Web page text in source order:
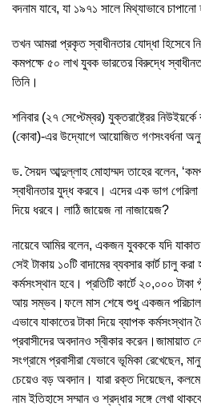
বদনাম যাবে, যা ১৯৭১ সালে মিথ্যাভাবে
তখন আমরা প্রকৃত স্বাধীনতার যোদ্ধা হিসেবে
কমপক্ষে ৫০ লাখ যুবক ভারতের বিরুদ্ধে
তিনি।
শনিবার (২৭ সেপ্টেম্বর) যুক্তরাষ্ট্রের
(কোবা)-এর উদ্যোগে আয়োজিত গণসংবর্ধনা
ড. সৈয়দ আব্দুল্লাহ মোহাম্মদ তাহের বলেন,
স্বাধীনতার যুদ্ধ করবে। এদের এক ভাগ গেরিলা
দিয়ে ধরবে। লাঠি জায়েজ না নাজায়েজ?
নায়েবে আমির বলেন, একজন যুবককে যদি
সেই টাকায় ১০টি বাদামের ব্যবসার কার্ট চালু
কর্মসংস্থান হবে। প্রতিটি কার্টে ২০,০০০
আয় সম্ভব।ফলে মাস শেষে শুধু একজন
এভাবে যাকাতের টাকা দিয়ে ব্যাপক কর্মসংস্থান
প্রবাসীদের অবদানও স্বীকার করেন।জামায়াত
সংগ্রামে প্রবাসীরা যেভাবে ভূমিকা রেখেছেন,
চেয়েও বড় অবদান। যারা রক্ত দিয়েছেন,
নাম ইতিহাসে সম্মান ও শ্রদ্ধার সঙ্গে লেখা